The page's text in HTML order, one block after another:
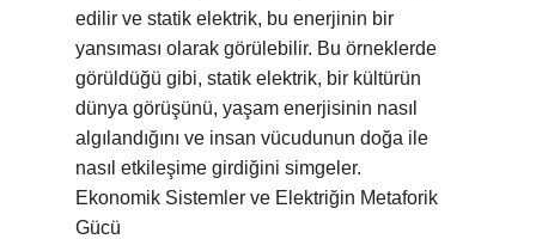
edilir ve statik elektrik, bu enerjinin bir
yansıması olarak görülebilir. Bu örneklerde
görüldüğü gibi, statik elektrik, bir kültürün
dünya görüşünü, yaşam enerjisinin nasıl
algılandığını ve insan vücudunun doğa ile
nasıl etkileşime girdiğini simgeler.
Ekonomik Sistemler ve Elektriğin Metaforik
Gücü